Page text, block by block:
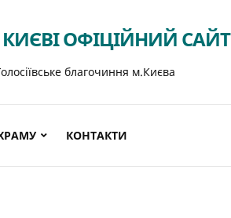
ОФІЦІЙНИЙ САЙТ
благочиння м.Києва
КОНТАКТИ